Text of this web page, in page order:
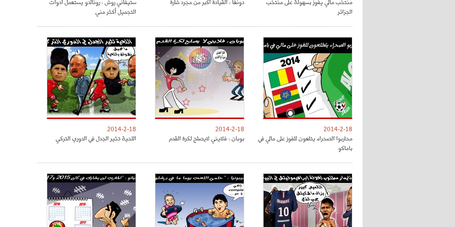
الجزائر
التجميل أكثر مني
2014-2-18
محاربوا الصحراء يتلعون للفوز على مالي في
باماكو
2014-2-18
بوبان : فلايني لايصلح لكرة القدم
2014-2-18
اللحية تثير الجدل في الدوري التركي